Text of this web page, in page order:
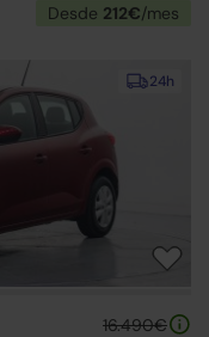
Desde 212€/mes
24h
16.490€